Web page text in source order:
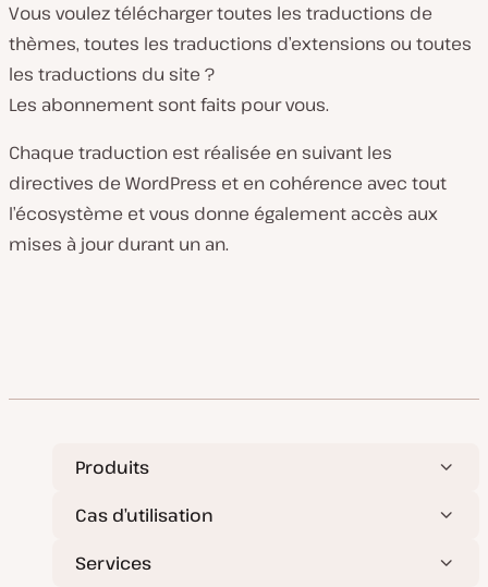
Vous voulez télécharger toutes les traductions de
thèmes, toutes les traductions d’extensions ou toutes
les traductions du site ?
Les abonnement sont faits pour vous.
Chaque traduction est réalisée en suivant les
directives de WordPress et en cohérence avec tout
l’écosystème et vous donne également accès aux
mises à jour durant un an.
Produits
Cas d’utilisation
Services